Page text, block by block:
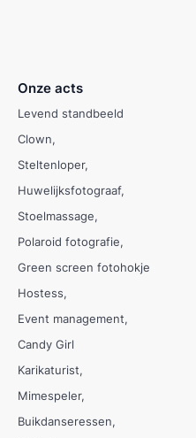
Onze acts
Levend standbeeld
Clown
Steltenloper
Huwelijksfotograaf
Stoelmassage
Polaroid fotografie
Green screen fotohokje
Hostess
Event management
Candy Girl
Karikaturist
Mimespeler
Buikdanseressen